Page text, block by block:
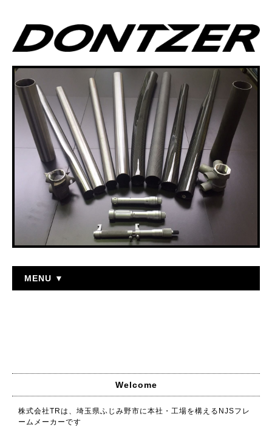
MENU ▼
Welcome
株式会社TRは、埼玉県ふじみ野市に本社・工場を構えるNJSフレ
ームメーカーです